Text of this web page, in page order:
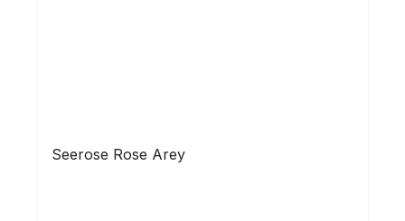
Seerose Rose Arey